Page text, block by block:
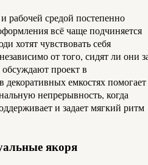
рабочей средой постепенно
всё чаще подчиняется
хотят чувствовать себя
от того, сидят ли они
проект в
декоративных емкостях помогает
непрерывность, когда
и задает мягкий ритм
якоря